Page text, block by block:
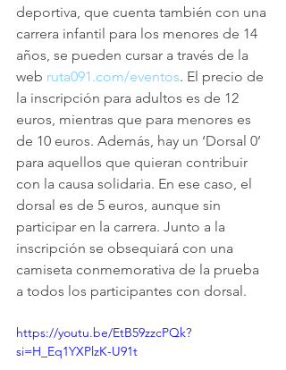
deportiva, que cuenta también con una
carrera infantil para los menores de 14
años, se pueden cursar a través de la
web ruta091.com/eventos. El precio de
la inscripción para adultos es de 12
euros, mientras que para menores es
de 10 euros. Además, hay un ‘Dorsal 0’
para aquellos que quieran contribuir
con la causa solidaria. En ese caso, el
dorsal es de 5 euros, aunque sin
participar en la carrera. Junto a la
inscripción se obsequiará con una
camiseta conmemorativa de la prueba
a todos los participantes con dorsal.
https://youtu.be/EtB59zzcPQk?
si=H_Eq1YXPlzK-U91t